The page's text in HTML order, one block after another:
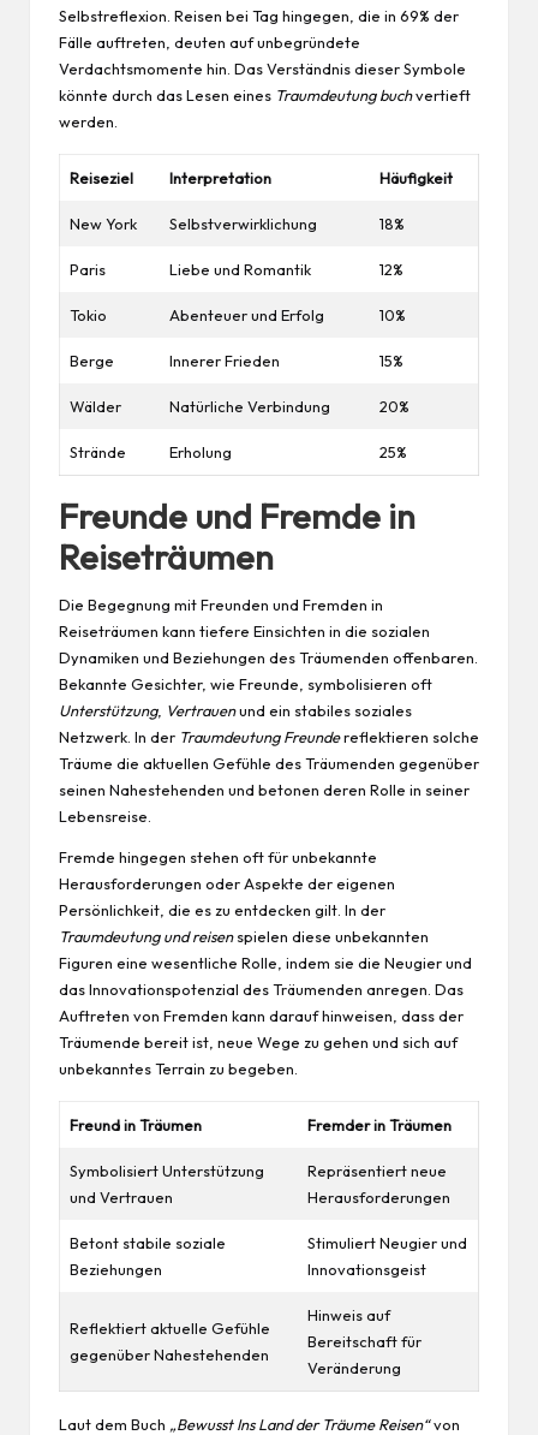
Selbstreflexion. Reisen bei Tag hingegen, die in 69% der
Fälle auftreten, deuten auf unbegründete
Verdachtsmomente hin. Das Verständnis dieser Symbole
könnte durch das Lesen eines Traumdeutung buchvertieft
werden.
Reiseziel Interpretation Häufigkeit
New York Selbstverwirklichung 18%
Paris Liebe und Romantik 12%
Tokio Abenteuer und Erfolg 10%
Berge Innerer Frieden 15%
Wälder Natürliche Verbindung 20%
Strände Erholung 25%
Freunde und Fremde in
Reiseträumen
Die Begegnung mit Freunden und Fremden in
Reiseträumen kann tiefere Einsichten in die sozialen
Dynamiken und Beziehungen des Träumenden offenbaren.
Bekannte Gesichter, wie Freunde, symbolisieren oft
Unterstützung, Vertrauenund ein stabiles soziales
Netzwerk. In der Traumdeutung Freundereflektieren solche
Träume die aktuellen Gefühle des Träumenden gegenüber
seinen Nahestehenden und betonen deren Rolle in seiner
Lebensreise.
Fremde hingegen stehen oft für unbekannte
Herausforderungen oder Aspekte der eigenen
Persönlichkeit, die es zu entdecken gilt. In der
Traumdeutung und reisenspielen diese unbekannten
Figuren eine wesentliche Rolle, indem sie die Neugier und
das Innovationspotenzial des Träumenden anregen. Das
Auftreten von Fremden kann darauf hinweisen, dass der
Träumende bereit ist, neue Wege zu gehen und sich auf
unbekanntes Terrain zu begeben.
Freund in Träumen Fremder in Träumen
Symbolisiert Unterstützung
und Vertrauen
Repräsentiert neue
Herausforderungen
Betont stabile soziale
Beziehungen
Stimuliert Neugier und
Innovationsgeist
Reflektiert aktuelle Gefühle
gegenüber Nahestehenden
Hinweis auf
Bereitschaft für
Veränderung
Laut dem Buch „Bewusst Ins Land der Träume Reisen“von